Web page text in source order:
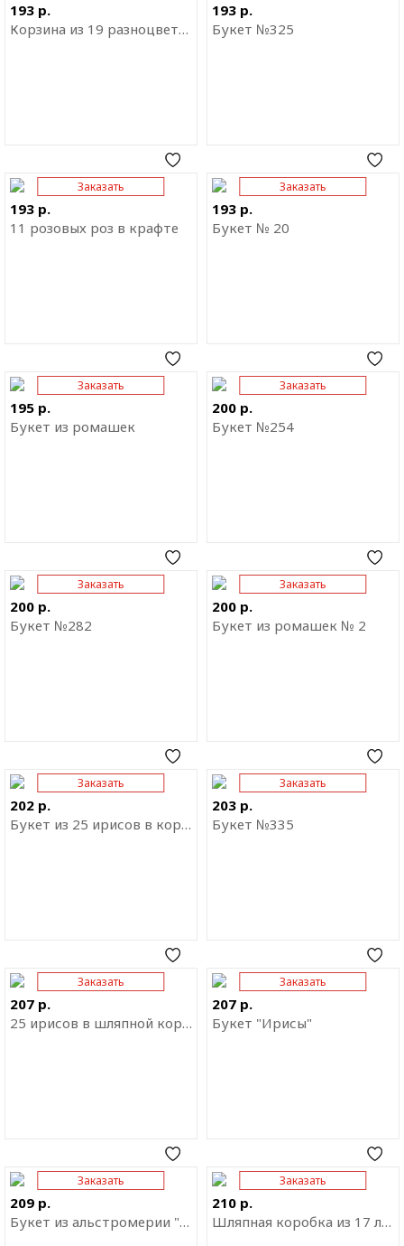
193 р.
Корзина из 19 разноцветных альстромерий
193 р.
Букет №325
Заказать
193 р.
11 розовых роз в крафте
Отправить ссылку на
Заказать
193 р.
Букет № 20
Отправить ссылку на
Заказать
195 р.
Букет из ромашек
Отправить ссылку на
Заказать
200 р.
Букет №254
Отправить ссылку на
Заказать
200 р.
Букет №282
Отправить ссылку на
Заказать
200 р.
Букет из ромашек № 2
Отправить ссылку на
Заказать
202 р.
Букет из 25 ирисов в коробке
Отправить ссылку на
Заказать
203 р.
Букет №335
Отправить ссылку на
Заказать
207 р.
25 ирисов в шляпной коробке
Отправить ссылку на
Заказать
207 р.
Букет "Ирисы"
Отправить ссылку на
Заказать
209 р.
Букет из альстромерии "Тайная страсть"
Отправить ссылку на
Заказать
210 р.
Шляпная коробка из 17 лизиантусов
Отправить ссылку на